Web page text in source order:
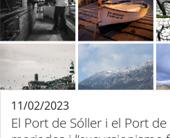
El Port de Sóller i el Port
11/02/2023